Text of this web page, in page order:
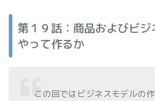
第１９話：商品およびビ
やって作るか
この回ではビジネスモデルの